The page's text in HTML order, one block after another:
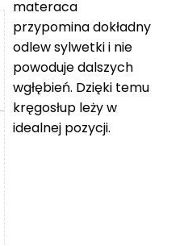
materaca
przypomina dokładny
odlew sylwetki i nie
powoduje dalszych
wgłębień. Dzięki temu
kręgosłup leży w
idealnej pozycji.